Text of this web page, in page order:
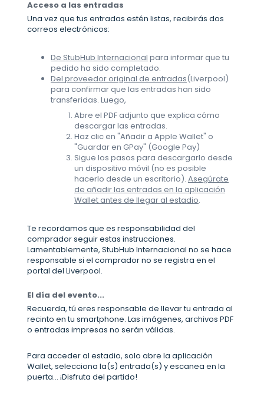
Acceso a las entradas
Una vez que tus entradas estén listas, recibirás dos
correos electrónicos:
De StubHub Internacional para informar que tu
pedido ha sido completado.
Del proveedor original de entradas(Liverpool)
para confirmar que las entradas han sido
transferidas. Luego,
Abre el PDF adjunto que explica cómo
descargar las entradas.
Haz clic en "Añadir a Apple Wallet" o
"Guardar en GPay" (Google Pay)
Sigue los pasos para descargarlo desde
un dispositivo móvil (no es posible
hacerlo desde un escritorio). Asegúrate
de añadir las entradas en la aplicación
Wallet antes de llegar al estadio.
Te recordamos que es responsabilidad del
comprador seguir estas instrucciones.
Lamentablemente, StubHub Internacional no se hace
responsable si el comprador no se registra en el
portal del Liverpool.
El día del evento...
Recuerda, tú eres responsable de llevar tu entrada al
recinto en tu smartphone. Las imágenes, archivos PDF
o entradas impresas no serán válidas.
Para acceder al estadio, solo abre la aplicación
Wallet, selecciona la(s) entrada(s) y escanea en la
puerta... ¡Disfruta del partido!